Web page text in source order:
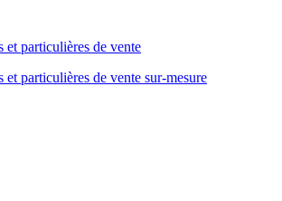
et particulières de vente
et particulières de vente sur-mesure